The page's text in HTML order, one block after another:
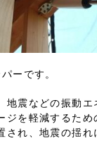
パーです。
地震などの振動エ
ジを軽減するため
され、地震の揺れ